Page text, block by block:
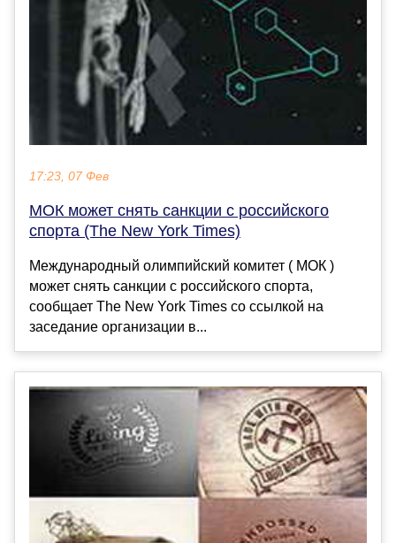
17:23, 07 Фев
МОК может снять санкции с российского
спорта (The New York Times)
Международный олимпийский комитет ( МОК )
может снять санкции с российского спорта,
сообщает The New York Times со ссылкой на
заседание организации в...